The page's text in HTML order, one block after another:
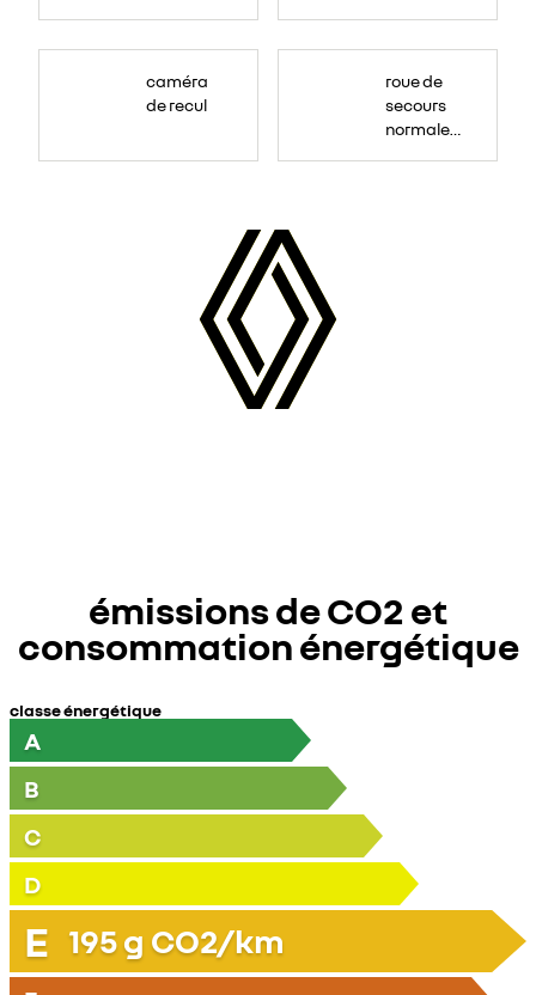
caméra
de recul
roue de
secours
normale
émissions de CO2 et
consommation énergétique
classe énergétique
A
B
C
D
E 195g CO2/km